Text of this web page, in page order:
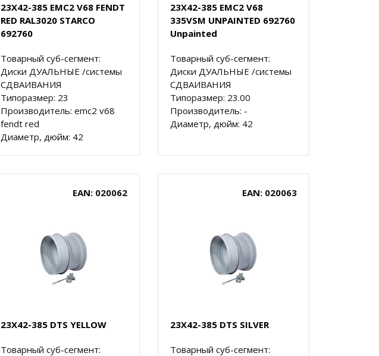
23X42-385 EMC2 V68 FENDT
RED RAL3020 STARCO
692760
Товарный суб-сегмент:
Диски ДУАЛЬНЫЕ /системы
СДВАИВАНИЯ
Типоразмер: 23
Производитель: emc2 v68
fendt red
Диаметр, дюйм: 42
23X42-385 EMC2 V68
335VSM UNPAINTED 692760
Unpainted
Товарный суб-сегмент:
Диски ДУАЛЬНЫЕ /системы
СДВАИВАНИЯ
Типоразмер: 23.00
Производитель: -
Диаметр, дюйм: 42
EAN: 020062
23X42-385 DTS YELLOW
Товарный суб-сегмент:
EAN: 020063
23X42-385 DTS SILVER
Товарный суб-сегмент: